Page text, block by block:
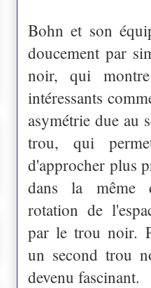
Bohn et son
doucement par
noir, qui
intéressants
asymétrie due au
trou, qui
d'approcher plus
dans la même
rotation de
par le trou noir.
un second trou
devenu fascinant.